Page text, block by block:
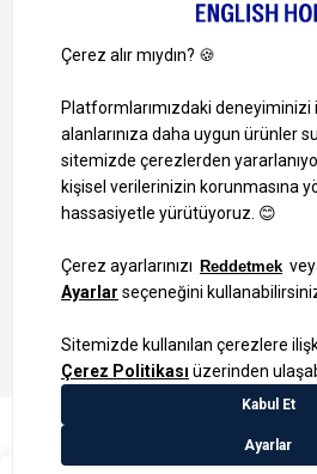
1000 TL ve Üzeri Alışverişlerinizde Kargo
Bilgi Toplum Hizmetleri
KVKK Veri İşleme Politikamız
Site Haritası